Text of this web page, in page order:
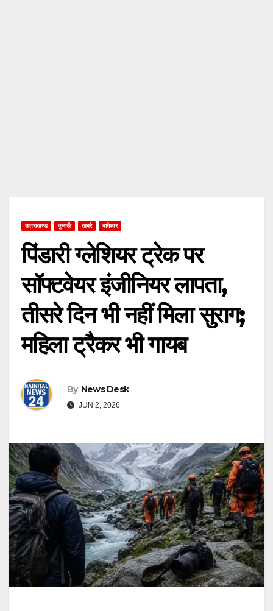
उत्तराखण्ड कुमाऊँ खबरे बागेश्वर
पिंडारी ग्लेशियर ट्रेक पर
सॉफ्टवेयर इंजीनियर लापता,
तीसरे दिन भी नहीं मिला सुराग;
महिला ट्रैकर भी गायब
By News Desk
JUN 2, 2026